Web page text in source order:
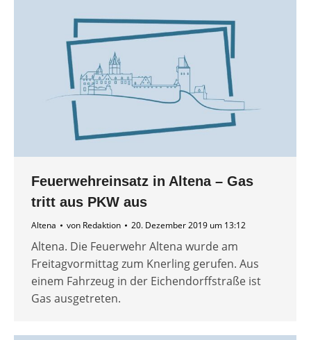
Feuerwehreinsatz in Altena – Gas
tritt aus PKW aus
Altena von Redaktion 20. Dezember 2019 um 13:12
Altena. Die Feuerwehr Altena wurde am
Freitagvormittag zum Knerling gerufen. Aus
einem Fahrzeug in der Eichendorffstraße ist
Gas ausgetreten.